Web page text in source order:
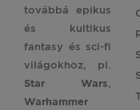
továbbá epikus
és kultikus
fantasy és sci-fi
világokhoz, pl.
Star
Wars,
Warhammer